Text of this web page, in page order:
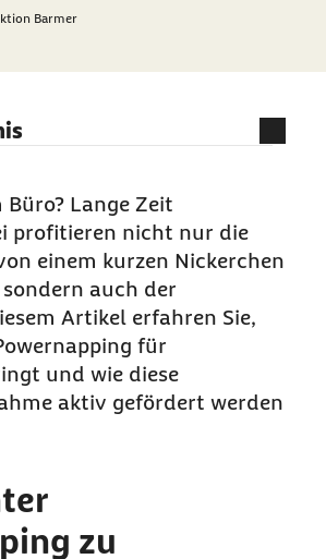
Barmer
Powernap dauern?
am Arbeitsplatz
Powernapping
freie Tage im Blick behalten
Lange Zeit
profitieren nicht nur die
einem kurzen Nickerchen
auch der
Artikel erfahren Sie,
für
und wie diese
aktiv gefördert werden
zu